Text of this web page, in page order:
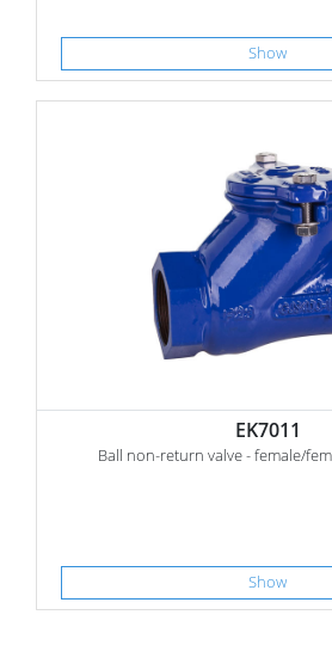
Show
EK7011
Ball non-return valve - female/
Show